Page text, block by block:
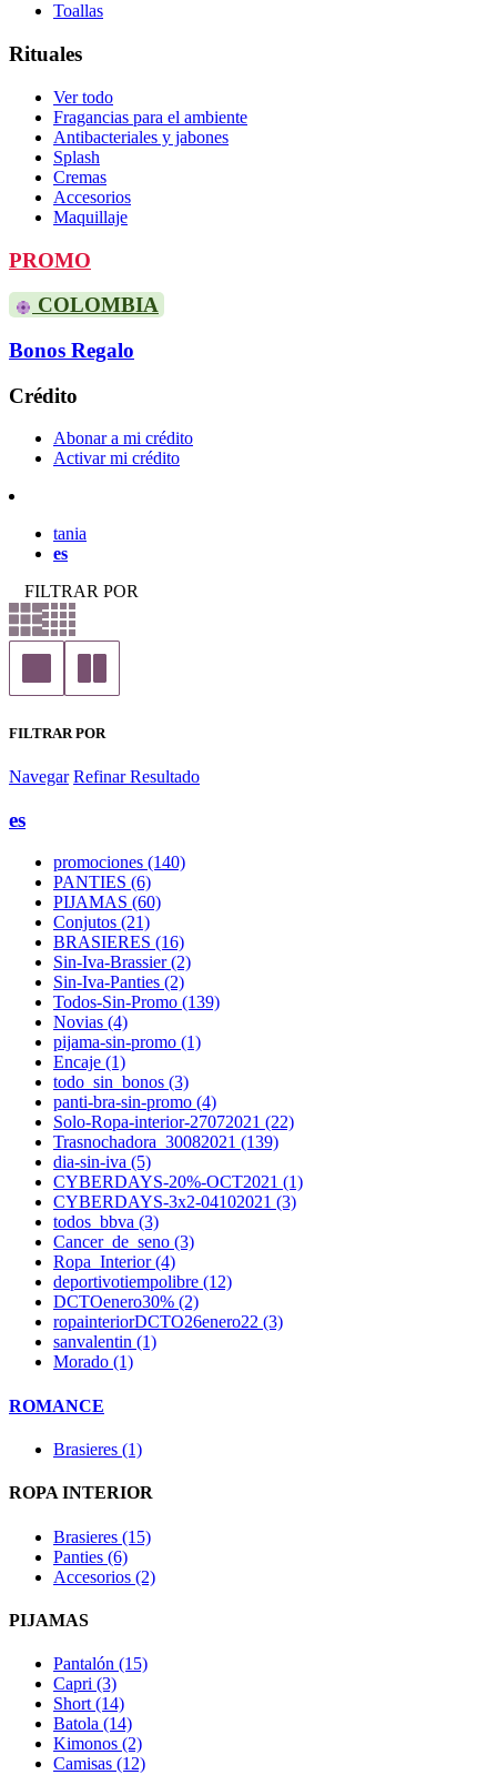
Toallas
Rituales
Ver todo
Fragancias para el ambiente
Antibacteriales y jabones
Splash
Cremas
Accesorios
Maquillaje
PROMO
COLOMBIA
Bonos Regalo
Crédito
Abonar a mi crédito
Activar mi crédito
tania
es
FILTRAR POR
FILTRAR POR
Navegar Refinar Resultado
es
promociones (140)
PANTIES (6)
PIJAMAS (60)
Conjutos (21)
BRASIERES (16)
Sin-Iva-Brassier (2)
Sin-Iva-Panties (2)
Todos-Sin-Promo (139)
Novias (4)
pijama-sin-promo (1)
Encaje (1)
todo_sin_bonos (3)
panti-bra-sin-promo (4)
Solo-Ropa-interior-27072021 (22)
Trasnochadora_30082021 (139)
dia-sin-iva (5)
CYBERDAYS-20%-OCT2021 (1)
CYBERDAYS-3x2-04102021 (3)
todos_bbva (3)
Cancer_de_seno (3)
Ropa_Interior (4)
deportivotiempolibre (12)
DCTOenero30% (2)
ropainteriorDCTO26enero22 (3)
sanvalentin (1)
Morado (1)
ROMANCE
Brasieres (1)
ROPA INTERIOR
Brasieres (15)
Panties (6)
Accesorios (2)
PIJAMAS
Pantalón (15)
Capri (3)
Short (14)
Batola (14)
Kimonos (2)
Camisas (12)